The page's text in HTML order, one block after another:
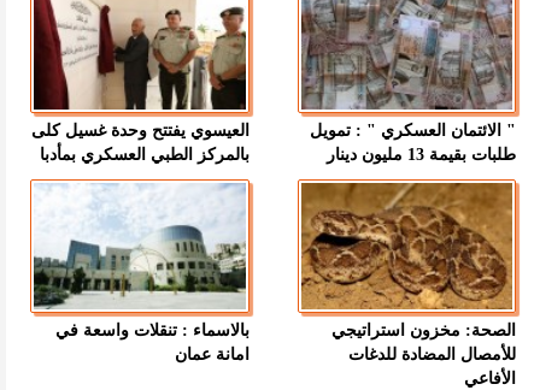
" الائتمان العسكري " : تمويل
طلبات بقيمة 13 مليون دينار
العيسوي يفتتح وحدة غسيل كلى
بالمركز الطبي العسكري بمأدبا
الصحة: مخزون استراتيجي
للأمصال المضادة للدغات
الأفاعي
بالاسماء : تنقلات واسعة في
امانة عمان